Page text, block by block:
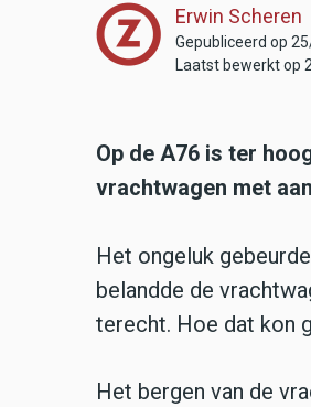
Erwin Scheren
Gepubliceerd op
Laatst bewerkt op
Op de A76 is ter
vrachtwagen met
Het ongeluk
belandde de
terecht. Hoe dat kon
Het bergen van de